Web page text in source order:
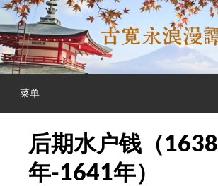
跳
至
正
文
菜单
后期水户钱（1638
年-1641年）